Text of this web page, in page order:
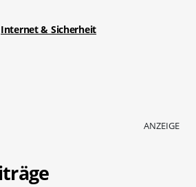
Internet & Sicherheit
ANZEIGE